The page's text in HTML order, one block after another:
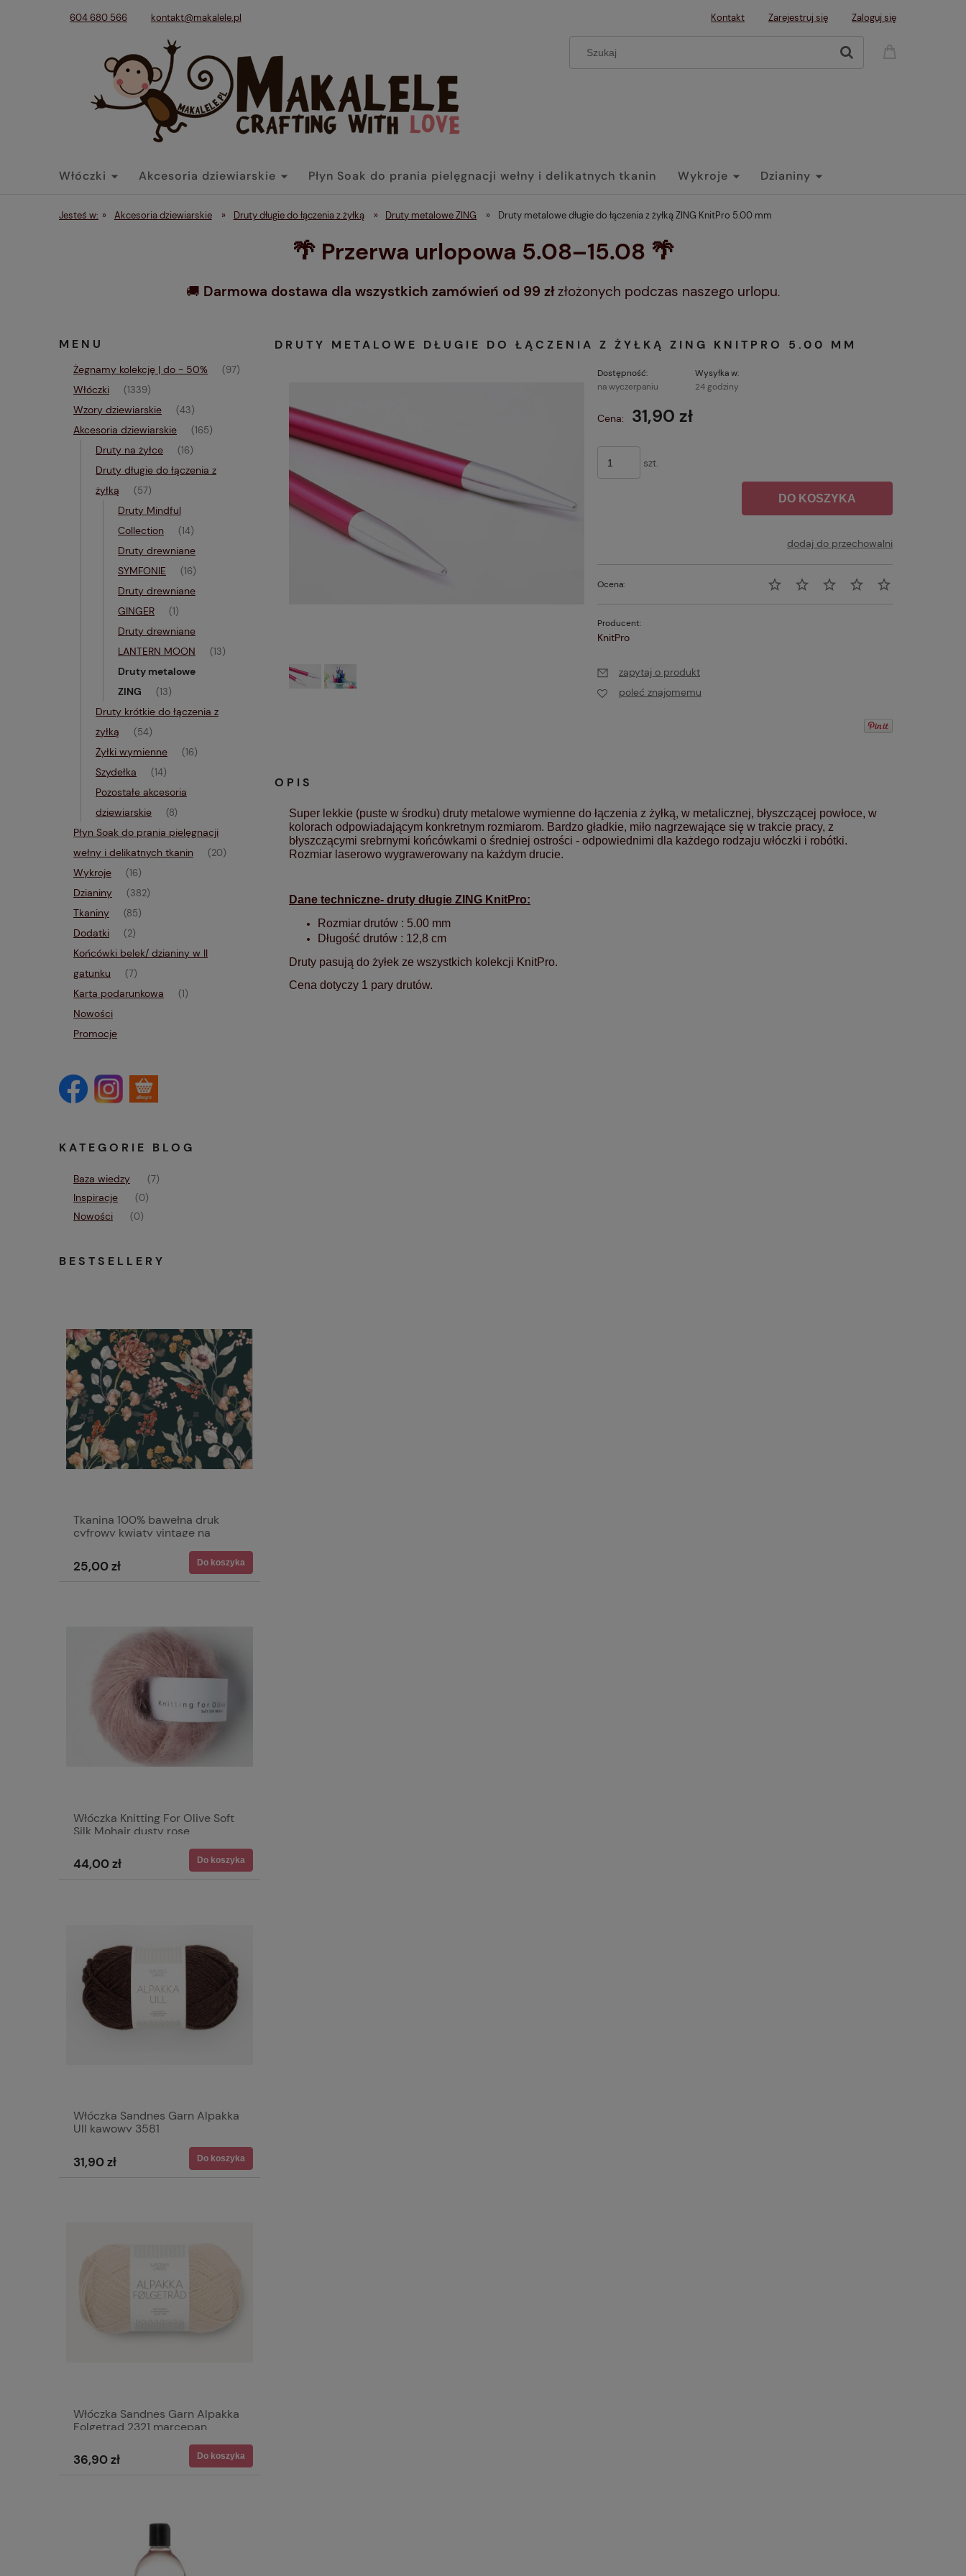
604 680 566 kontakt@makalele.pl Kontakt Zarejestruj się Zaloguj się
Włóczki Akcesoria dziewiarskie Płyn Soak do prania pielęgnacji wełny i delikatnych tkanin Wykroje Dzianiny
Tkaniny Dodatki Końcówki belek
Jesteś w: » Akcesoria dziewiarskie » Druty długie do łączenia z żyłką » Druty metalowe ZING » Druty metalowe długie do łączenia z żyłką ZING KnitPro 5.00 mm
🌴 Przerwa urlopowa 5.08–15.08 🌴
🚚 Darmowa dostawa dla wszystkich zamówień od 99 złzłożonych podczas naszego urlopu.
MENU
Żegnamy kolekcję | do - 50% (97)
Włóczki (1339)
Wzory dziewiarskie (43)
Akcesoria dziewiarskie (165)
Druty na żyłce (16)
Druty długie do łączenia z
żyłką
(57)
Druty Mindful
Collection
(14)
Druty drewniane
SYMFONIE
(16)
Druty drewniane
GINGER
(1)
Druty drewniane
LANTERN MOON
(13)
Druty metalowe
ZING
(13)
Druty krótkie do łączenia z
żyłką
(54)
Żyłki wymienne (16)
Szydełka (14)
Pozostałe akcesoria
dziewiarskie
(8)
Płyn Soak do prania pielęgnacji
wełny i delikatnych tkanin
(20)
Wykroje (16)
Dzianiny (382)
Tkaniny (85)
Dodatki (2)
Końcówki belek/ dzianiny w II
gatunku
(7)
Karta podarunkowa (1)
Nowości
Promocje
KATEGORIE BLOG
Baza wiedzy (7)
Inspiracje (0)
Nowości (0)
BESTSELLERY
Tkanina 100% bawełna druk
cyfrowy kwiaty vintage na
25,00 zł Do koszyka
Włóczka Knitting For Olive Soft
Silk Mohair dusty rose
44,00 zł Do koszyka
Włóczka Sandnes Garn Alpakka
Ull kawowy 3581
31,90 zł Do koszyka
Włóczka Sandnes Garn Alpakka
Folgetrad 2321 marcepan
36,90 zł Do koszyka
DRUTY METALOWE DŁUGIE DO ŁĄCZENIA Z ŻYŁKĄ ZING KNITPRO 5.00 MM
Dostępność:
na wyczerpaniu
Wysyłka w:
24 godziny
Cena: 31,90 zł
szt.
DO KOSZYKA
dodaj do przechowalni
Ocena:
Producent:
KnitPro
zapytaj o produkt
poleć znajomemu
OPIS
Super lekkie (puste w środku) druty metalowe wymienne do łączenia z żyłką, w metalicznej, błyszczącej powłoce, w
kolorach odpowiadającym konkretnym rozmiarom. Bardzo gładkie, miło nagrzewające się w trakcie pracy, z
błyszczącymi srebrnymi końcówkami o średniej ostrości - odpowiednimi dla każdego rodzaju włóczki i robótki.
Rozmiar laserowo wygrawerowany na każdym drucie.
Dane techniczne- druty długie ZING KnitPro:
Rozmiar drutów : 5.00 mm
Długość drutów : 12,8 cm
Druty pasują do żyłek ze wszystkich kolekcji KnitPro.
Cena dotyczy 1 pary drutów.